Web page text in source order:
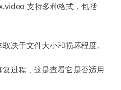
支持多种格式，包括
决于文件大小和损坏程度。
过程，这是查看它是否适用